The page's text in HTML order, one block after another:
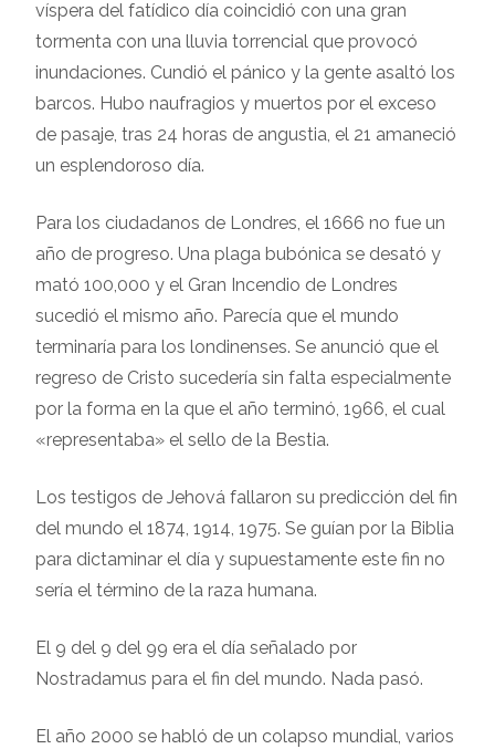
víspera del fatídico día coincidió con una gran
tormenta con una lluvia torrencial que provocó
inundaciones. Cundió el pánico y la gente asaltó los
barcos. Hubo naufragios y muertos por el exceso
de pasaje, tras 24 horas de angustia, el 21 amaneció
un esplendoroso día.
Para los ciudadanos de Londres, el 1666 no fue un
año de progreso. Una plaga bubónica se desató y
mató 100,000 y el Gran Incendio de Londres
sucedió el mismo año. Parecía que el mundo
terminaría para los londinenses. Se anunció que el
regreso de Cristo sucedería sin falta especialmente
por la forma en la que el año terminó, 1966, el cual
«representaba» el sello de la Bestia.
Los testigos de Jehová fallaron su predicción del fin
del mundo el 1874, 1914, 1975. Se guían por la Biblia
para dictaminar el día y supuestamente este fin no
sería el término de la raza humana.
El 9 del 9 del 99 era el día señalado por
Nostradamus para el fin del mundo. Nada pasó.
El año 2000 se habló de un colapso mundial, varios